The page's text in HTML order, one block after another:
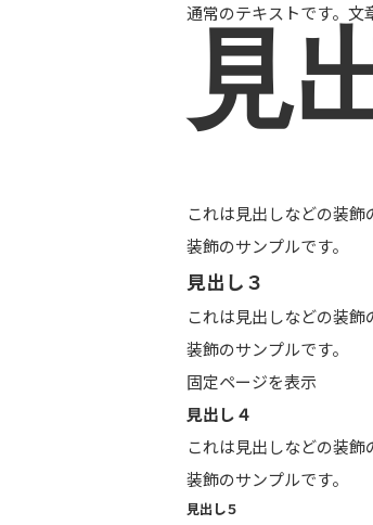
通常のテキストです。文
見
これは見出しなどの装
装飾のサンプルです。
見出し３
これは見出しなどの装
装飾のサンプルです。
固定ページを表示
見出し４
これは見出しなどの装
装飾のサンプルです。
見出し５